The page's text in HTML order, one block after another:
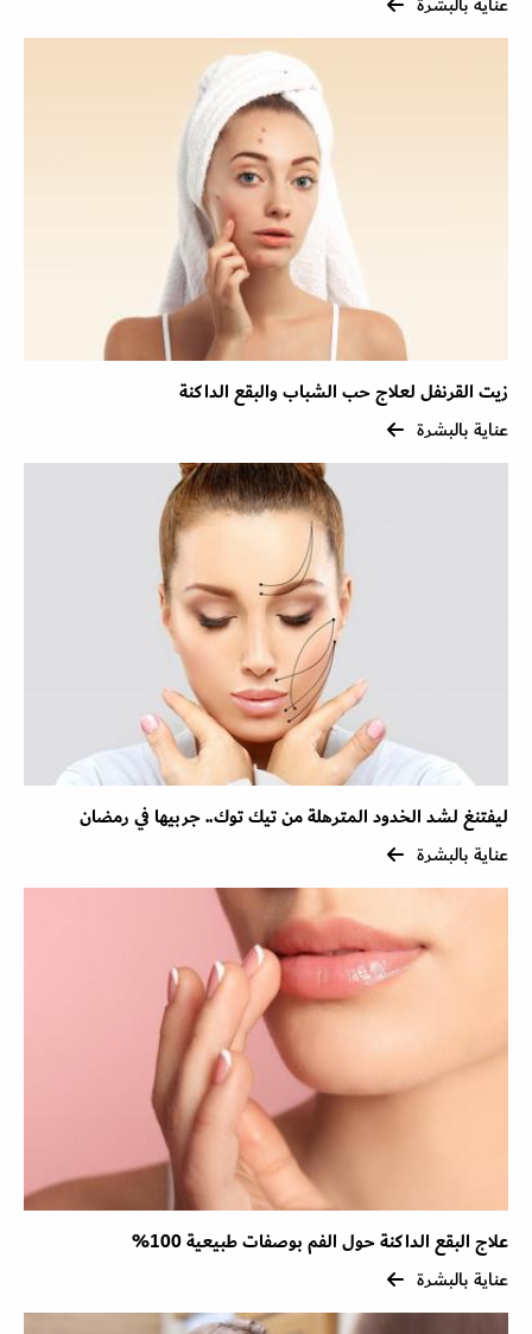
زيت القرنفل لعلاج حب الشباب والبقع الداكنة
عناية بالبشرة
ليفتنغ لشد الخدود المترهلة من تيك توك.. جربيها في رمضان
عناية بالبشرة
علاج البقع الداكنة حول الفم بوصفات طبيعية 100%
عناية بالبشرة